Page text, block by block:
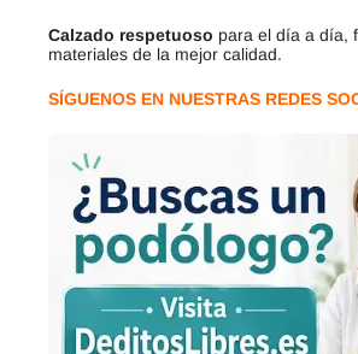
Calzado respetuoso para el día a día,
materiales de la mejor calidad.
SÍGUENOS EN NUESTRAS REDES